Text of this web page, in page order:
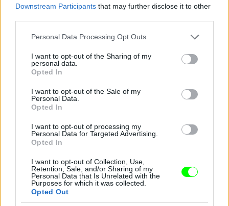
Downstream Participants that may further disclose it to other
Please note that this website/app uses one or more Google
not limited to your visit or usage behaviour. You may click to
grant or deny consent to Google and its third-party tags to
use your data for below specified purposes in below Google
consent section.
Personal Data Processing Opt Outs
I want to opt-out of the Sharing of my
personal data.
Opted In
I want to opt-out of the Sale of my
Personal Data.
Opted In
I want to opt-out of processing my
Personal Data for Targeted Advertising.
Opted In
I want to opt-out of Collection, Use,
Retention, Sale, and/or Sharing of my
Personal Data that Is Unrelated with the
Purposes for which it was collected.
Opted Out